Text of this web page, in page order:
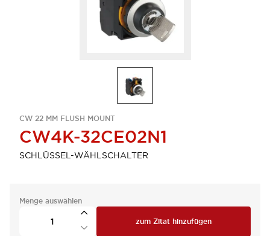
CW 22 MM FLUSH MOUNT
CW4K-32CE02N1
SCHLÜSSEL-WÄHLSCHALTER
Menge auswählen
zum Zitat hinzufügen